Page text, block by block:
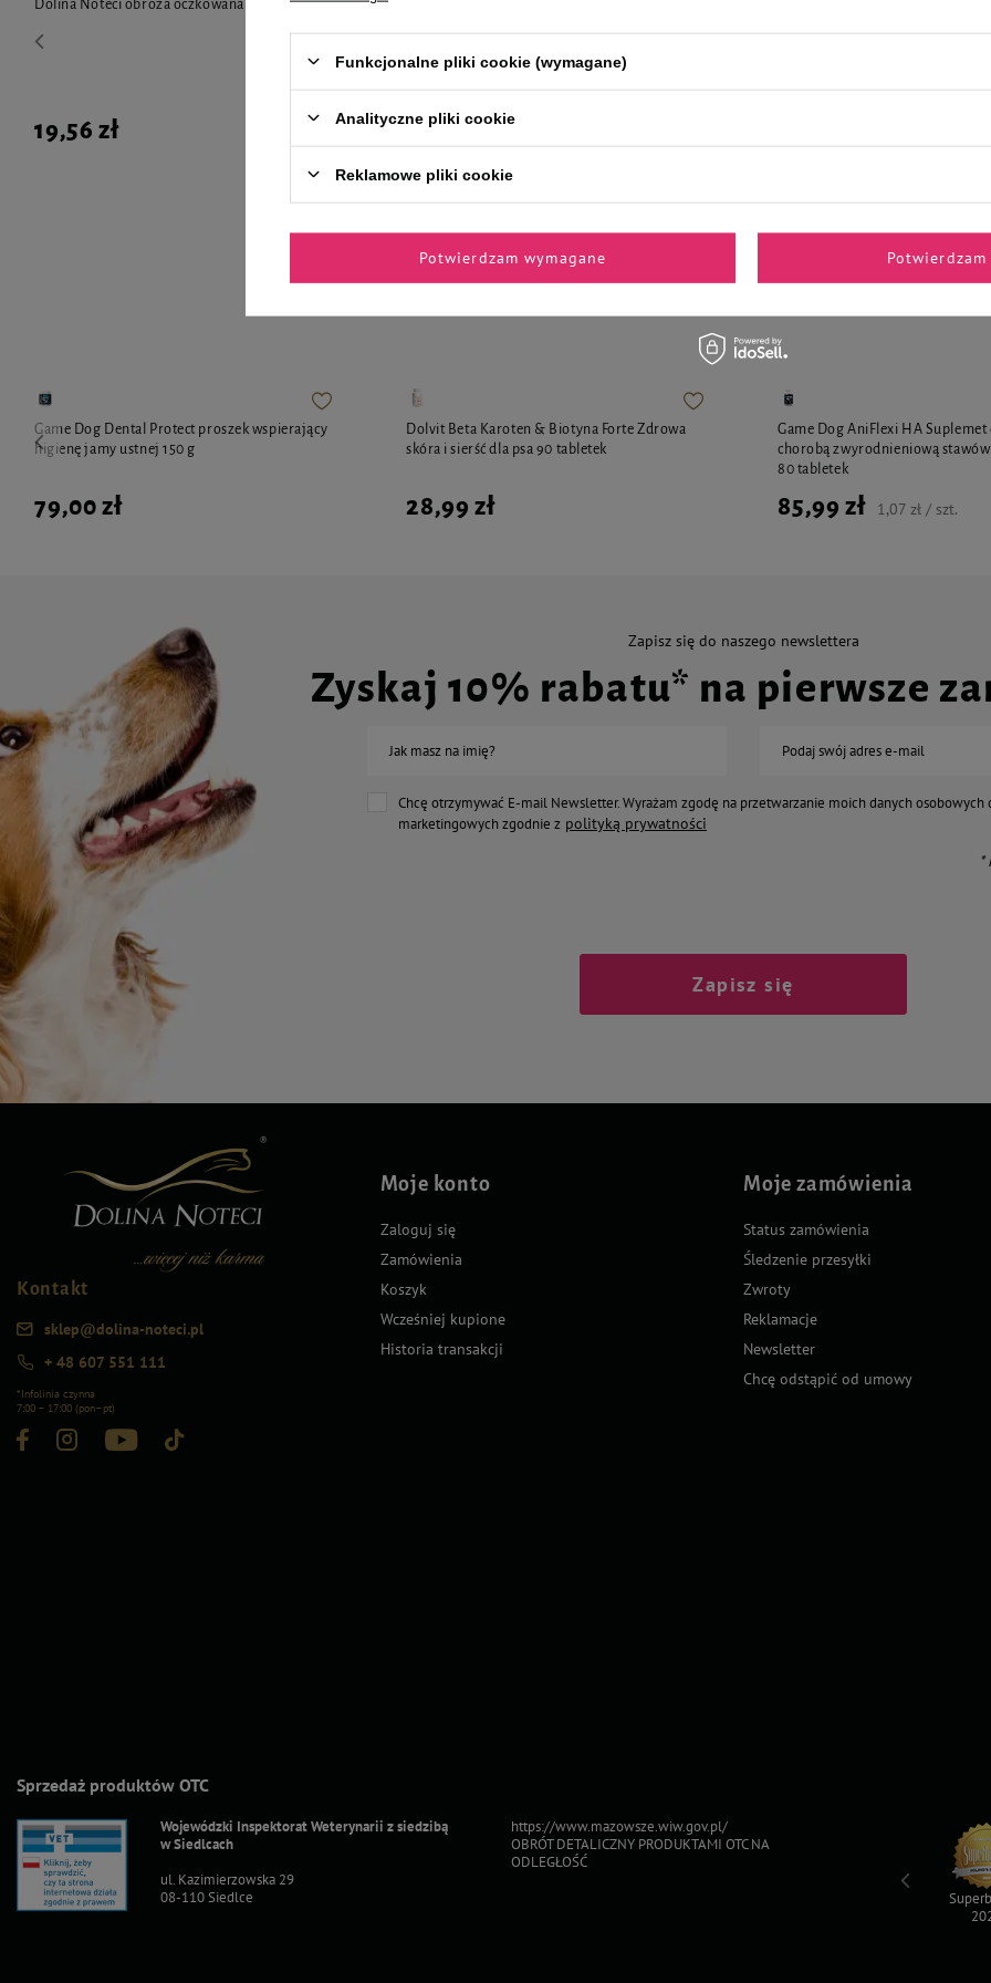
Dolina Noteci obroża oczkowana - roz. L
19,56 zł 47,99 zł
Zaufane i polecane przez naszych
Game Dog Dental Protect proszek wspierający
higienę jamy ustnej 150 g
79,00 zł
Dolvit Beta Karoten & Biotyna Forte Zdrowa
skóra i sierść dla psa 90 tabletek
28,99 zł
Game Dog AniFlexi HA Suplemet
chorobą zwyrodnieniową stawów
80 tabletek
85,99 zł 1,07 zł / szt.
Zapisz się do naszego newslettera
Zyskaj 10% rabatu* na pierwsze
Jak masz na imię? Podaj swój adres e-mail
Chcę otrzymywać E-mail Newsletter. Wyrażam zgodę na przetwarzanie moich danych osobowych
marketingowych zgodnie z polityką prywatności
*
Zapisz się
Kontakt
sklep@dolina-noteci.pl
+ 48 607 551 111
*Infolinia czynna
7:00 – 17:00 (pon–pt)
Moje konto
Zaloguj się
Zamówienia
Koszyk
Wcześniej kupione
Historia transakcji
Moje zamówienia
Status zamówienia
Śledzenie przesyłki
Zwroty
Reklamacje
Newsletter
Chcę odstąpić od umowy
Sprzedaż produktów OTC
Wojewódzki Inspektorat Weterynarii z siedzibą
w Siedlcach
ul. Kazimierzowska 29
08-110 Siedlce
https://www.mazowsze.wiw.gov.pl/
OBRÓT DETALICZNY PRODUKTAMI OTC NA
ODLEGŁOŚĆ
Funkcjonalne pliki cookie (wymagane)
Analityczne pliki cookie
Reklamowe pliki cookie
Potwierdzam wymagane